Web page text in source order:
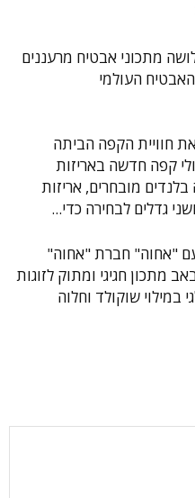
מתכוני אבטיח מרעננים
העולמי
חוויית הקפה הביתה
קפה חדשה באריזות
מובחרים, אריזות
גדלים לבחירה כדי...
"אחוה" חברת "אחוה"
מתכון חגיגי ומתוק לזוגות
במילוי שוקולד וחלוה